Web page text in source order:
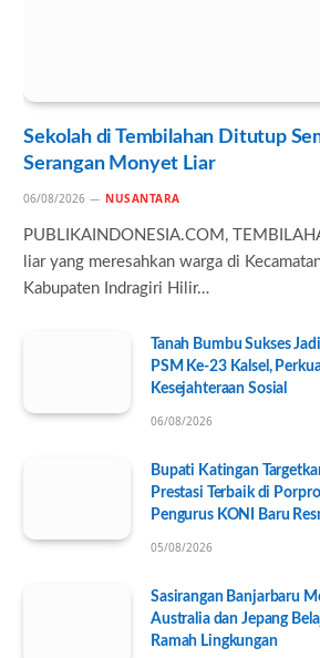
Sekolah di Tembilahan Ditutup
Serangan Monyet Liar
06/08/2026 NUSANTARA
PUBLIKAINDONESIA.COM,
liar yang meresahkan warga di
Kabupaten Indragiri Hilir…
Tanah Bumbu Sukses
PSM Ke-23 Kalsel,
Kesejahteraan Sosial
06/08/2026
Bupati Katingan
Prestasi Terbaik di
Pengurus KONI Baru
05/08/2026
Sasirangan Banjarbaru
Australia dan Jepang
Ramah Lingkungan